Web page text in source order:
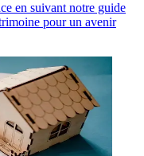
en suivant notre guide
pour un avenir